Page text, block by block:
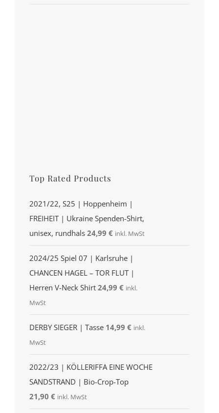
Top Rated Products
2021/22, S25 | Hoppenheim |
FREIHEIT | Ukraine Spenden-Shirt,
unisex, rundhals 24,99 € inkl. MwSt
2024/25 Spiel 07 | Karlsruhe |
CHANCEN HAGEL – TOR FLUT |
Herren V-Neck Shirt 24,99 € inkl.
MwSt
DERBY SIEGER | Tasse 14,99 € inkl.
MwSt
2022/23 | KÖLLERIFFA EINE WOCHE
SANDSTRAND | Bio-Crop-Top
21,90 € inkl. MwSt